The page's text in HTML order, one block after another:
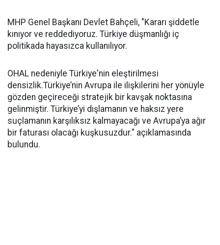
MHP Genel Başkanı Devlet Bahçeli, "Kararı şiddetle
kınıyor ve reddediyoruz. Türkiye düşmanlığı iç
politikada hayasızca kullanılıyor.
OHAL nedeniyle Türkiye'nin eleştirilmesi
densizlik.Türkiye’nin Avrupa ile ilişkilerini her yönüyle
gözden geçireceği stratejik bir kavşak noktasına
gelinmiştir. Türkiye’yi dışlamanın ve haksız yere
suçlamanın karşılıksız kalmayacağı ve Avrupa’ya ağır
bir faturası olacağı kuşkusuzdur." açıklamasında
bulundu.